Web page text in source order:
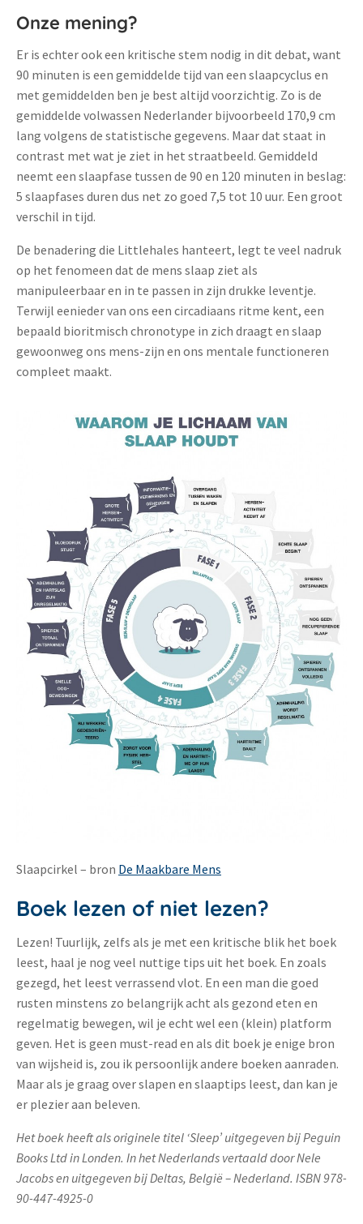
Onze mening?
Er is echter ook een kritische stem nodig in dit debat, want
90 minuten is een gemiddelde tijd van een slaapcyclus en
met gemiddelden ben je best altijd voorzichtig. Zo is de
gemiddelde volwassen Nederlander bijvoorbeeld 170,9 cm
lang volgens de statistische gegevens. Maar dat staat in
contrast met wat je ziet in het straatbeeld. Gemiddeld
neemt een slaapfase tussen de 90 en 120 minuten in beslag:
5 slaapfases duren dus net zo goed 7,5 tot 10 uur. Een groot
verschil in tijd.
De benadering die Littlehales hanteert, legt te veel nadruk
op het fenomeen dat de mens slaap ziet als
manipuleerbaar en in te passen in zijn drukke leventje.
Terwijl eenieder van ons een circadiaans ritme kent, een
bepaald bioritmisch chronotype in zich draagt en slaap
gewoonweg ons mens-zijn en ons mentale functioneren
compleet maakt.
Slaapcirkel – bron De Maakbare Mens
Boek lezen of niet lezen?
Lezen! Tuurlijk, zelfs als je met een kritische blik het boek
leest, haal je nog veel nuttige tips uit het boek. En zoals
gezegd, het leest verrassend vlot. En een man die goed
rusten minstens zo belangrijk acht als gezond eten en
regelmatig bewegen, wil je echt wel een (klein) platform
geven. Het is geen must-read en als dit boek je enige bron
van wijsheid is, zou ik persoonlijk andere boeken aanraden.
Maar als je graag over slapen en slaaptips leest, dan kan je
er plezier aan beleven.
Het boek heeft als originele titel ‘Sleep’ uitgegeven bij Peguin
Books Ltd in Londen. In het Nederlands vertaald door Nele
Jacobs en uitgegeven bij Deltas, België – Nederland. ISBN 978-
90-447-4925-0